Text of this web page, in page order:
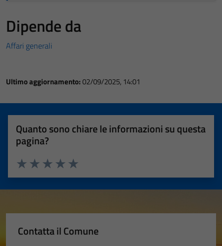
Dipende da
Affari generali
Ultimo aggiornamento:02/09/2025, 14:01
Quanto sono chiare le informazioni su questa
pagina?
Valuta 5 stelle su 5
Valuta 4 stelle su 5
Valuta 3 stelle su 5
Valuta 2 stelle su 5
Valuta 1 stelle su 5
Contatta il Comune